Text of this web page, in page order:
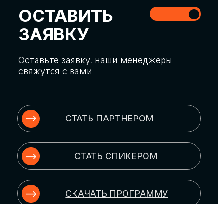
актуальных трендов глобальной цифровой
трансформации. Узнаем о новых подходах
массовом использовании ИИ-
инструментов, обеспечении
ИСКУССТВЕННЫЙ
Узнаем как компании адаптируются к
новой ИИ-реальности. Как ИИ-
сотрудники становятся
«полноправными» членами команды, как
ИИ-помощники забирают на себя рутину
и как можно значительно увеличить
производительность без огромных
затрат на нейросети
ЦИФРОВИЗАЦИЯ
УПРАВЛЕНИЯ ПЕРСОНАЛОМ